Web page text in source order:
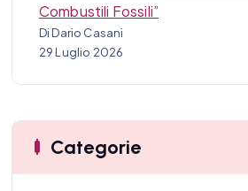
Combustili Fossili”
Di Dario Casani
29 Luglio 2026
Categorie